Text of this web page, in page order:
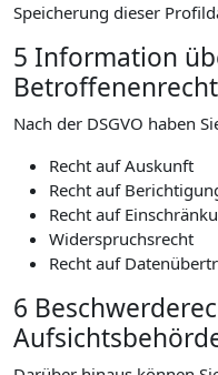
Speicherung dieser
5 Information
Nach der DSGVO haben
Recht auf Auskunft
Recht auf
Recht auf
Widerspruchsrecht
Recht auf
6